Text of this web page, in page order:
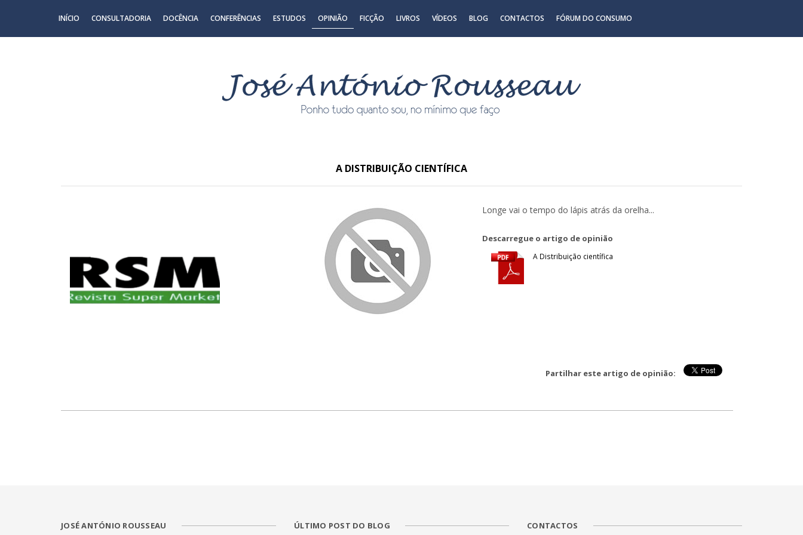
INÍCIO CONSULTADORIA DOCÊNCIA CONFERÊNCIAS ESTUDOS OPINIÃO FICÇÃO LIVROS VÍDEOS BLOG CONTACTOS FÓRUM DO CONSUMO
A DISTRIBUIÇÃO CIENTÍFICA
Longe vai o tempo do lápis atrás da orelha...
Descarregue o artigo de opinião
A Distribuição científica
Partilhar este artigo de opinião:
JOSÉ ANTÓNIO ROUSSEAU ÚLTIMO POST DO BLOG CONTACTOS